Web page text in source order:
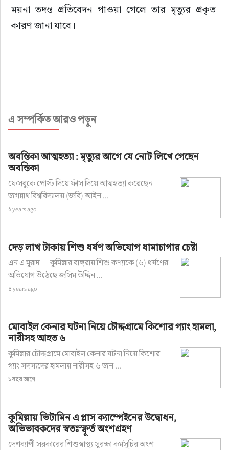
ময়না তদন্ত প্রতিবেদন পাওয়া গেলে তার মৃত্যুর প্রকৃত
কারণ জানা যাবে।
এ সম্পর্কিত আরও পড়ুন
অবন্তিকা আত্মহত্যা : মৃত্যুর আগে যে নোট লিখে গেছেন
অবন্তিকা
ফেসবুকে পোস্ট দিয়ে ফাঁস দিয়ে আত্মহত্যা করেছেন
জগন্নাথ বিশ্ববিদ্যালয় (জবি) আইন ...
২ years ago
দেড় লাখ টাকায় শিশু ধর্ষণ অভিযোগ ধামাচাপার চেষ্টা
এন এ মুরাদ ।। কুমিল্লার বাঙ্গরায় শিশু কণ্যাকে (৬) ধর্ষণের
অভিযোগ উঠেছে জসিম উদ্দিন ...
৪ years ago
মোবাইল কেনার ঘটনা নিয়ে চৌদ্দগ্রামে কিশোর গ্যাং হামলা,
নারীসহ আহত ৬
কুমিল্লার চৌদ্দগ্রামে মোবাইল কেনার ঘটনা নিয়ে কিশোর
গ্যাং সদস্যদের হামলায় নারীসহ ৬ জন ...
১ বছর আগে
কুমিল্লায় ভিটামিন এ প্লাস ক্যাম্পেইনের উদ্বোধন,
অভিভাবকদের স্বতঃস্ফূর্ত অংশগ্রহণ
দেশব্যাপী সরকারের শিশুস্বাস্থ্য সুরক্ষা কর্মসূচির অংশ